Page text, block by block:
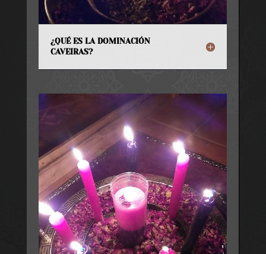
¿QUÉ ES LA DOMINACIÓN
CAVEIRAS?